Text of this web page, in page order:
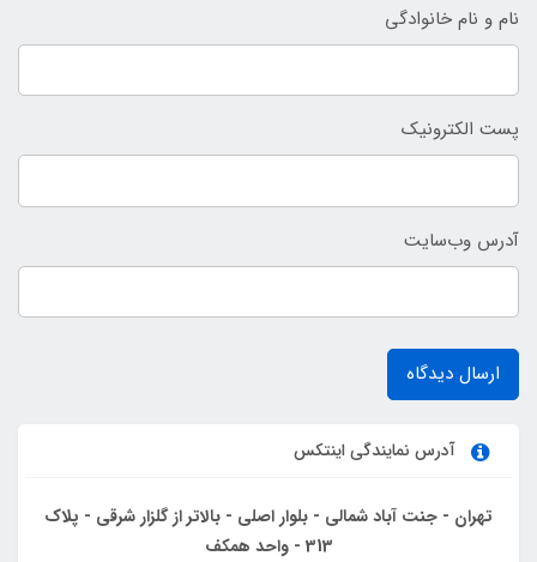
نام و نام خانوادگی
پست الکترونیک
آدرس وب‌سایت
ارسال دیدگاه
آدرس نمایندگی اینتکس
تهران - جنت آباد شمالی - بلوار اصلی - بالاتر از گلزار شرقی - پلاک
313 - واحد همکف